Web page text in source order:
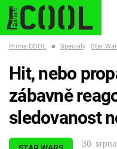
ESCAPE PLNEJ KOTEL
Prima COOL ■ Speciály Star
30.
Hit, nebo
zábavně
sledovanost